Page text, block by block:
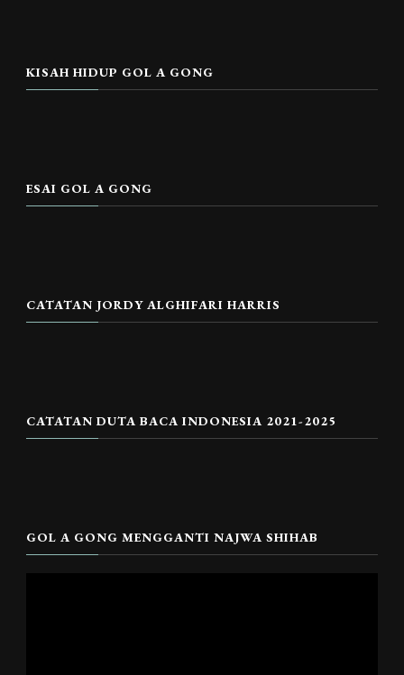
KISAH HIDUP GOL A GONG
ESAI GOL A GONG
CATATAN JORDY ALGHIFARI HARRIS
CATATAN DUTA BACA INDONESIA 2021-2025
GOL A GONG MENGGANTI NAJWA SHIHAB